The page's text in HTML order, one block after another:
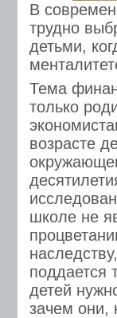
В
трудно
детьми,
Тема
только
возрасте
школе не
поддается
детей
зачем они,